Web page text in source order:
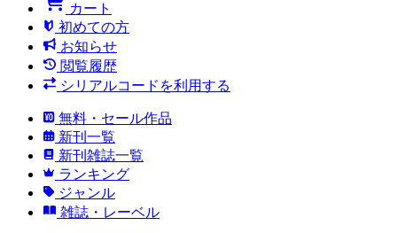
カート
初めての方
お知らせ
閲覧履歴
シリアルコードを利用する
無料・セール作品
新刊一覧
新刊雑誌一覧
ランキング
ジャンル
雑誌・レーベル